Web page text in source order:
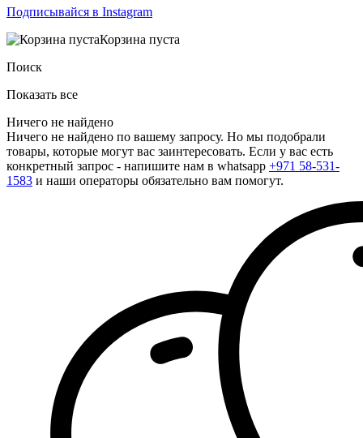
Подписывайся в Instagram
Корзина пуста
Поиск
Показать все
Ничего не найдено
Ничего не найдено по вашему запросу. Но мы подобрали
товары, которые могут вас заинтересовать. Если у вас есть
конкретный запрос - напишите нам в whatsapp +971 58-531-
1583 и наши операторы обязательно вам помогут.